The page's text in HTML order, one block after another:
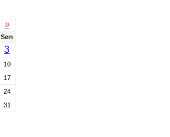
»
Søn
3
10
17
24
31